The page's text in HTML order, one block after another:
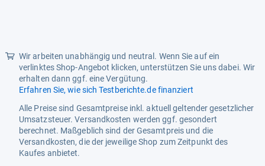
Wir arbeiten unabhängig und neutral. Wenn Sie auf ein
verlinktes Shop-Angebot klicken, unterstützen Sie uns dabei. Wir
erhalten dann ggf. eine Vergütung.
Erfahren Sie, wie sich Testberichte.de finanziert
Alle Preise sind Gesamtpreise inkl. aktuell geltender gesetzlicher
Umsatzsteuer. Versandkosten werden ggf. gesondert
berechnet. Maßgeblich sind der Gesamtpreis und die
Versandkosten, die der jeweilige Shop zum Zeitpunkt des
Kaufes anbietet.